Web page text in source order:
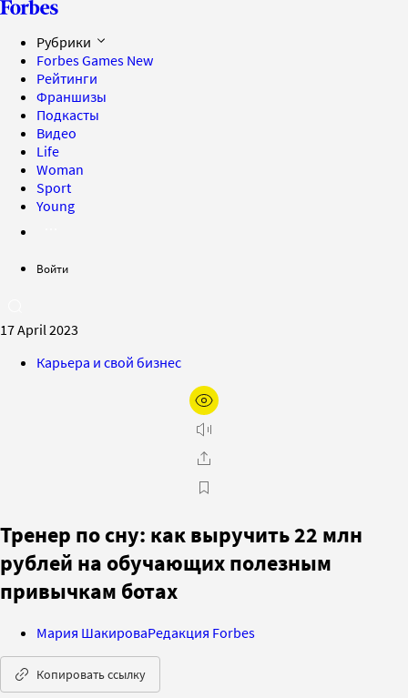
Рубрики
Forbes Games New
Рейтинги
Франшизы
Подкасты
Видео
Life
Woman
Sport
Young
Войти
17 April 2023
Карьера и свой бизнес
Тренер по сну: как выручить 22 млн
рублей на обучающих полезным
привычкам ботах
Мария ШакироваРедакция Forbes
Копировать ссылку